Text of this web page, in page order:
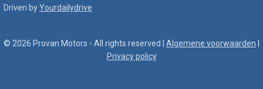
Driven byYourdailydrive
© 2026 Provan Motors - All rights reserved | Algemene voorwaarden
Privacy policy